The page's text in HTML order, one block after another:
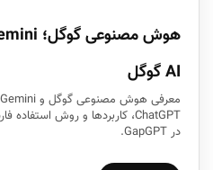
AI گوگل
در GapGPT.